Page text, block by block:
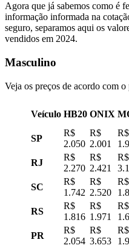
Agora que já sabemos como é
informação informada na
seguro, separamos aqui os
vendidos em 2024.
Masculino
Veja os preços de acordo com
Veículo HB20 ONIX
SP
R$
2.050
R$
2.001
R$
RJ
R$
2.270
R$
2.421
R$
SC
R$
1.742
R$
2.520
R$
RS
R$
1.816
R$
1.971
R$
PR
R$
2.054
R$
3.653
R$